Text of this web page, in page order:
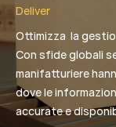
Deliver
Ottimizza la
Con sfide globali
manifatturiere
dove le
accurate e